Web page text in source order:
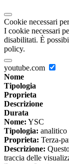
Cookie necessari
I cookie necessari
disabilitati. È
policy.
youtube.com
Nome
Tipologia
Proprieta
Descrizione
Durata
Nome: YSC
Tipologia: analitico
Proprieta: Terza-
Descrizione:
traccia delle